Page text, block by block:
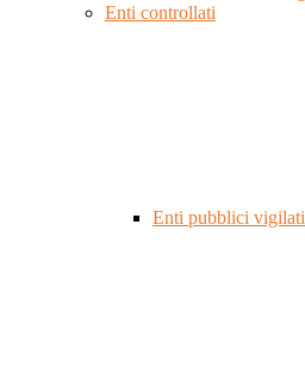
Enti controllati
Enti pubblici vigilati